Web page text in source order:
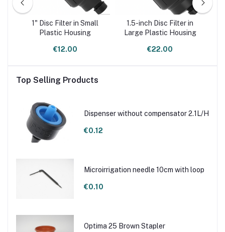
1" Disc Filter in Small
Plastic Housing
€12.00
1.5-inch Disc Filter in
Large Plastic Housing
€22.00
Top Selling Products
Dispenser without compensator 2.1L/H
€0.12
Microirrigation needle 10cm with loop
€0.10
Optima 25 Brown Stapler